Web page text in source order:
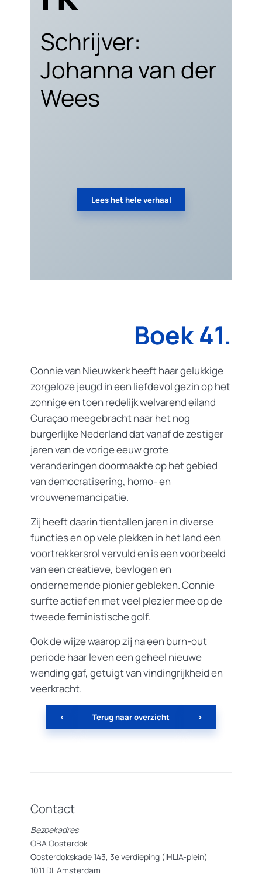
Schrijver:
Johanna van der
Wees
Lees het hele verhaal
Boek 41.
Connie van Nieuwkerk heeft haar gelukkige
zorgeloze jeugd in een liefdevol gezin op het
zonnige en toen redelijk welvarend eiland
Curaçao meegebracht naar het nog
burgerlijke Nederland dat vanaf de zestiger
jaren van de vorige eeuw grote
veranderingen doormaakte op het gebied
van democratisering, homo- en
vrouwenemancipatie.
Zij heeft daarin tientallen jaren in diverse
functies en op vele plekken in het land een
voortrekkersrol vervuld en is een voorbeeld
van een creatieve, bevlogen en
ondernemende pionier gebleken. Connie
surfte actief en met veel plezier mee op de
tweede feministische golf.
Ook de wijze waarop zij na een burn-out
periode haar leven een geheel nieuwe
wending gaf, getuigt van vindingrijkheid en
veerkracht.
< Terug naar overzicht >
Contact
Bezoekadres
OBA Oosterdok
Oosterdokskade 143, 3e verdieping (IHLIA-plein)
1011 DL Amsterdam